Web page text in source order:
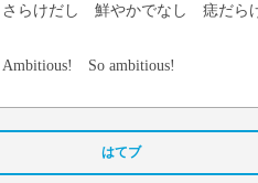
さらけだし 鮮やかでなし 痣だら
Ambitious! So ambitious!
Even if it's weak light
The daybreak came inside
はてブ